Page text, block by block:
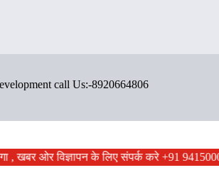
call Us:-8920664806
, खबर ओर विज्ञापन के लिए संपर्क करे +91